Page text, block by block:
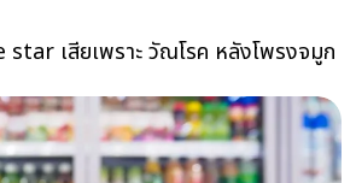
เสียเพราะ วัณโรค หลังโพรงจมูก